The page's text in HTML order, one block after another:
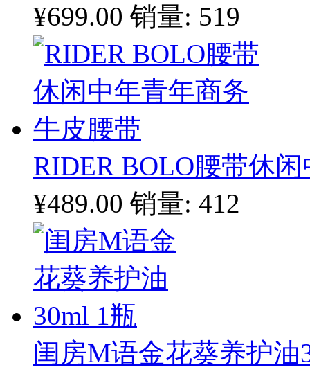
¥699.00 销量: 519
RIDER BOLO腰带休
¥489.00 销量: 412
闺房M语金花葵养护油